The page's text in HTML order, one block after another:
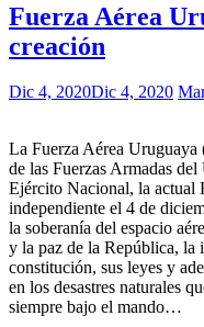
Fuerza Aérea
creación
Dic 4, 2020Dic 4, 2020
La Fuerza Aérea Uruguaya
de las Fuerzas Armadas
Ejército Nacional, la actual
independiente el 4 de
la soberanía del espacio
y la paz de la República, la
constitución, sus leyes y
en los desastres naturales
siempre bajo el mando…